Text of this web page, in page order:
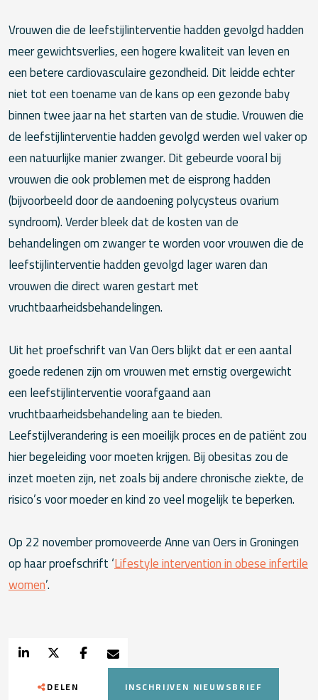
Vrouwen die de leefstijlinterventie hadden gevolgd hadden
meer gewichtsverlies, een hogere kwaliteit van leven en
een betere cardiovasculaire gezondheid. Dit leidde echter
niet tot een toename van de kans op een gezonde baby
binnen twee jaar na het starten van de studie. Vrouwen die
de leefstijlinterventie hadden gevolgd werden wel vaker op
een natuurlijke manier zwanger. Dit gebeurde vooral bij
vrouwen die ook problemen met de eisprong hadden
(bijvoorbeeld door de aandoening polycysteus ovarium
syndroom). Verder bleek dat de kosten van de
behandelingen om zwanger te worden voor vrouwen die de
leefstijlinterventie hadden gevolgd lager waren dan
vrouwen die direct waren gestart met
vruchtbaarheidsbehandelingen.
Uit het proefschrift van Van Oers blijkt dat er een aantal
goede redenen zijn om vrouwen met ernstig overgewicht
een leefstijlinterventie voorafgaand aan
vruchtbaarheidsbehandeling aan te bieden.
Leefstijlverandering is een moeilijk proces en de patiënt zou
hier begeleiding voor moeten krijgen. Bij obesitas zou de
inzet moeten zijn, net zoals bij andere chronische ziekte, de
risico’s voor moeder en kind zo veel mogelijk te beperken.
Op 22 november promoveerde Anne van Oers in Groningen
op haar proefschrift ‘Lifestyle intervention in obese infertile
women’.
DELEN INSCHRIJVEN NIEUWSBRIEF